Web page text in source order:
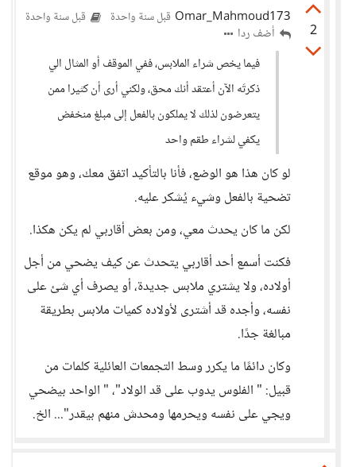
2
Omar_Mahmoud173 قبل سنة واحدة قبل سنة واحدة
أضف ردا
فيما يخص شراء الملابس، ففي الموقف أو المثال الي
ذكرتَه الآن أعتقد أنك محق، ولكني أرى أن كثيرا ممن
يتعرضون لذلك لا يملكون بالفعل إلى مبلغ منخفض
يكفي لشراء طقم واحد
لو كان هذا هو الوضع، فأنا بالتأكيد اتفق معك، وهو موقع
تضحية بالفعل وشيء يُشكر عليه.
لكن ما كان يحدث معي، ومن بعض أقاربي لم يكن هكذا.
فكنت أسمع أحد أقاربي يتحدث عن كيف يضحي من أجل
أولاده، ولا يشتري ملابس جديدة، أو يصرف أي شئ على
نفسه، وأجده قد أشترى لأولاده كميات ملابس بطريقة
مبالغة جدًا.
وكان دائمًا ما يكرر وسط التجمعات العائلية كلمات من
قبيل: " الفلوس يدوب على قد الولاد"، " الواحد بيضحي
ويجي على نفسه ويحرمها ومحدش منهم بيقدر"... الخ.